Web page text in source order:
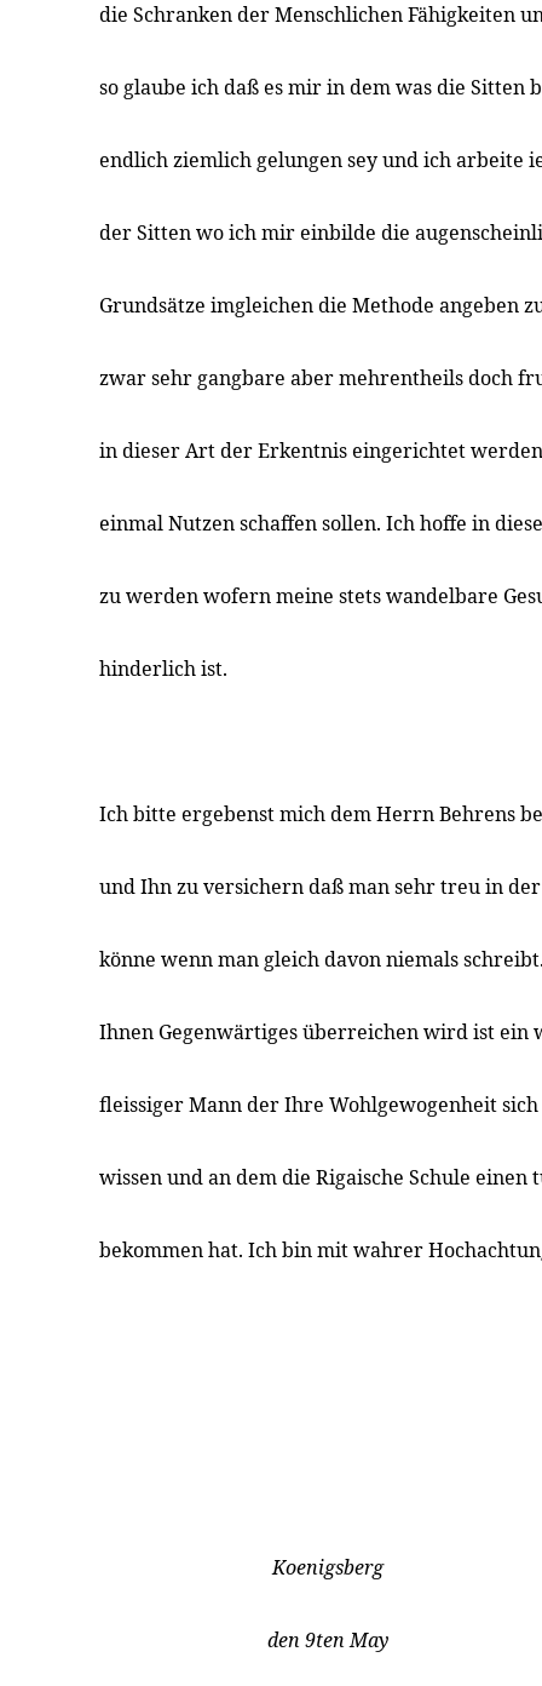
die Schranken der Menschlichen Fähigkeiten
so glaube ich daß es mir in dem was die Sitten
endlich ziemlich gelungen sey und ich arbeite
der Sitten wo ich mir einbilde die
Grundsätze imgleichen die Methode angeben
zwar sehr gangbare aber mehrentheils doch
in dieser Art der Erkentnis eingerichtet
einmal Nutzen schaffen sollen. Ich hoffe in
zu werden wofern meine stets wandelbare
hinderlich ist.
Ich bitte ergebenst mich dem Herrn Behrens
und Ihn zu versichern daß man sehr treu in
könne wenn man gleich davon niemals
Ihnen Gegenwärtiges überreichen wird ist ein
fleissiger Mann der Ihre Wohlgewogenheit
wissen und an dem die Rigaische Schule
bekommen hat. Ich bin mit wahrer
Koenigsberg
den 9ten May